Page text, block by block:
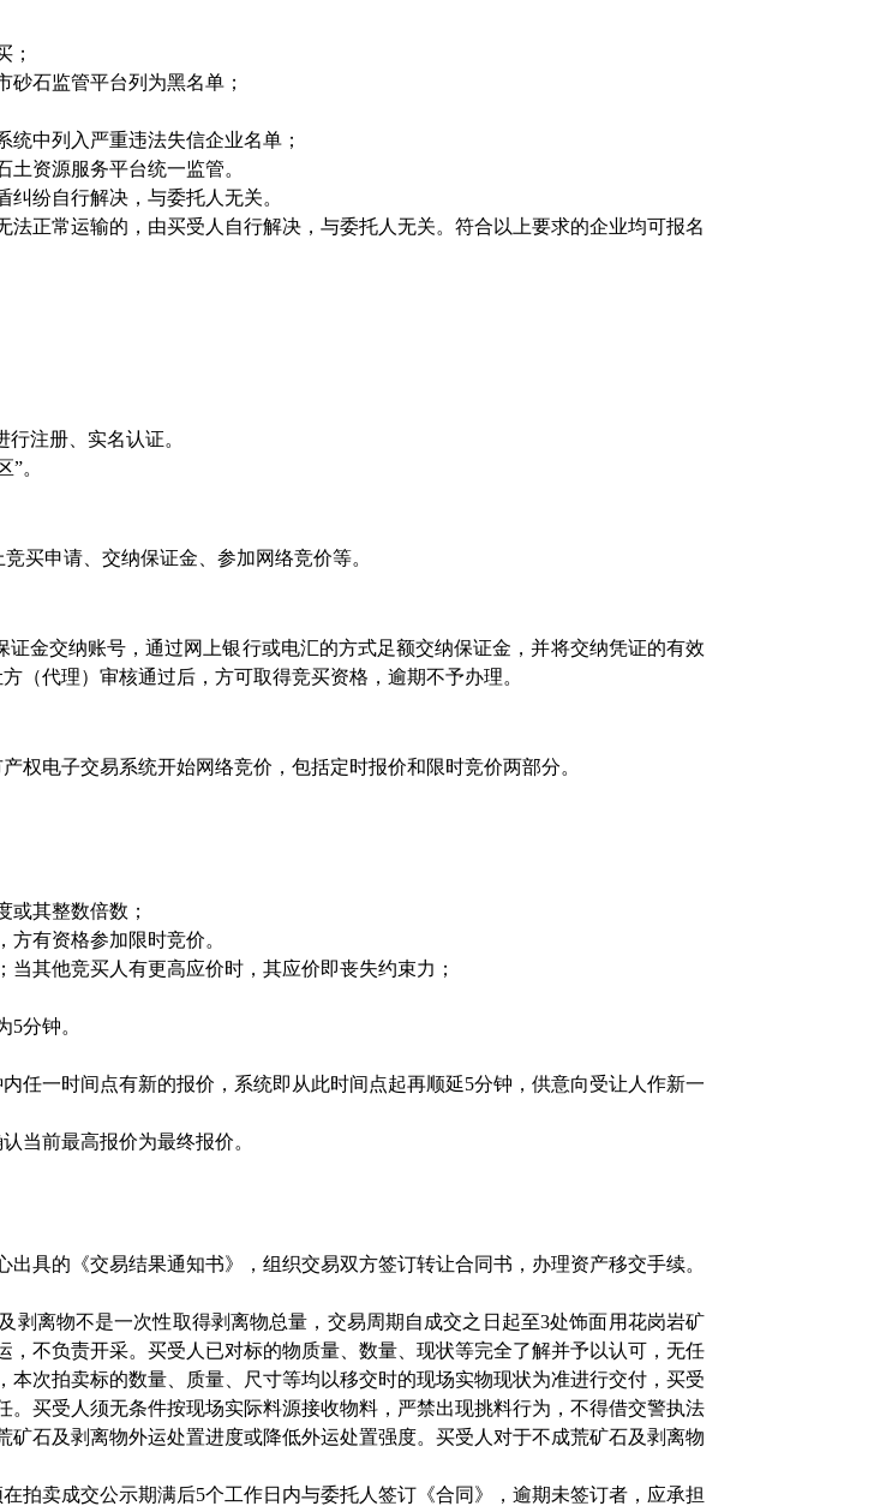
；
石监管平台列为黑名单；
中列入严重违法失信企业名单；
资源服务平台统一监管。
纷自行解决，与委托人无关。
正常运输的，由买受人自行解决，与委托人无关。符合以上要求的企业均可报名
注册、实名认证。
”。
买申请、交纳保证金、参加网络竞价等。
金交纳账号，通过网上银行或电汇的方式足额交纳保证金，并将交纳凭证的有效
（代理）审核通过后，方可取得竞买资格，逾期不予办理。
产权电子交易系统开始网络竞价，包括定时报价和限时竞价两部分。
其整数倍数；
方有资格参加限时竞价。
其他竞买人有更高应价时，其应价即丧失约束力；
5分钟。
任一时间点有新的报价，系统即从此时间点起再顺延5分钟，供意向受让人作新一
当前最高报价为最终报价。
具的《交易结果通知书》，组织交易双方签订转让合同书，办理资产移交手续。
剥离物不是一次性取得剥离物总量，交易周期自成交之日起至3处饰面用花岗岩矿
不负责开采。买受人已对标的物质量、数量、现状等完全了解并予以认可，无任
次拍卖标的数量、质量、尺寸等均以移交时的现场实物现状为准进行交付，买受
买受人须无条件按现场实际料源接收物料，严禁出现挑料行为，不得借交警执法
石及剥离物外运处置进度或降低外运处置强度。买受人对于不成荒矿石及剥离物
拍卖成交公示期满后5个工作日内与委托人签订《合同》，逾期未签订者，应承担